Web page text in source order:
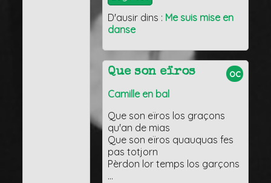
D'ausir dins : Me suis mise en
danse
oc
Que son eïros
Camille en bal
Que son eïros los graçons
qu'an de mias
Que son eïros quauquas fes
pas totjorn
Pèrdon lor temps los garçons
…